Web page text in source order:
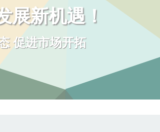
展新机遇！
促进市场开拓